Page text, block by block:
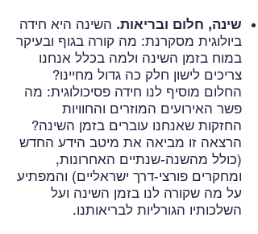
שינה, חלום ובריאות. השינה היא חידה
ביולוגית מסקרנת: מה קורה בגוף ובעיקר
במוח בזמן השינה ולמה בכלל אנחנו
צריכים לישון חלק כה גדול מחיינו?
החלום מוסיף לנו חידה פסיכולוגית: מה
פשר האירועים המוזרים והחוויות
החזקות שאנחנו עוברים בזמן השינה?
הרצאה זו מביאה את מיטב הידע החדש
(כולל מהשנה-שנתיים האחרונות,
ומחקרים פורצי-דרך ישראליים) והמפתיע
על מה שקורה לנו בזמן השינה ועל
השלכותיו הגורליות לבריאותנו.